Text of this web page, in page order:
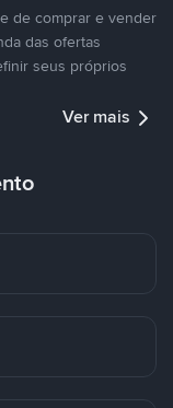
de comprar e vender
das ofertas
seus próprios
Ver mais